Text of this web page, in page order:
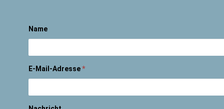
Name
E-Mail-Adresse*